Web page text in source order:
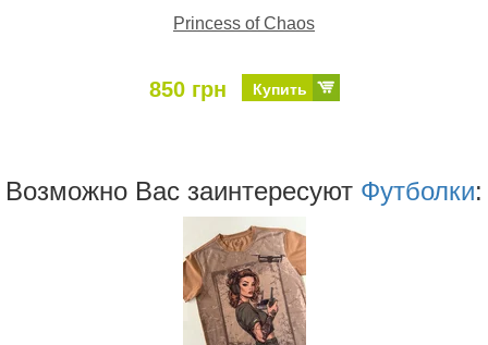
Princess of Chaos
850 грн Купить
Возможно Ваc заинтересуют Футболки: